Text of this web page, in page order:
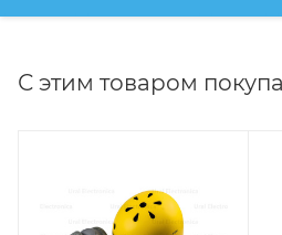
С этим товаром